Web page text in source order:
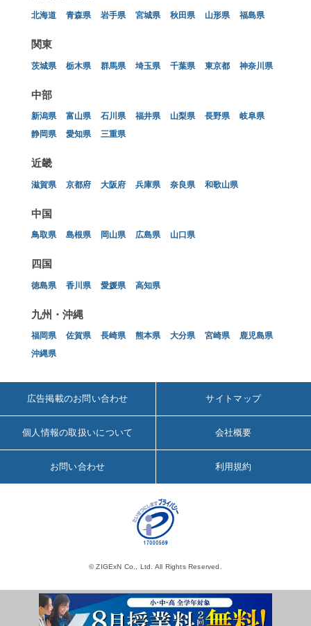
北海道 青森県 岩手県 宮城県 秋田県 山形県 福島県
関東
茨城県 栃木県 群馬県 埼玉県 千葉県 東京都 神奈川県
中部
新潟県 富山県 石川県 福井県 山梨県 長野県
岐阜県
静岡県
愛知県 三重県
近畿
滋賀県 京都府 大阪府 兵庫県 奈良県 和歌山県
中国
鳥取県 島根県 岡山県 広島県 山口県
四国
徳島県 香川県 愛媛県 高知県
九州・沖縄
福岡県 佐賀県 長崎県 熊本県 大分県 宮崎県
鹿児島県
沖縄県
広告掲載のお問い合わせ サイトマップ
個人情報の取扱いについて 会社概要
お問い合わせ 利用規約
© ZIGExN Co., Ltd. All Rights Reserved.